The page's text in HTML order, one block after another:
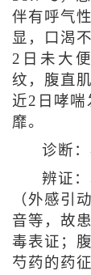
伴有呼气
显，口渴
2日未大
纹，腹直
近2日哮
靡。
诊断
辨证
（外感引
音等，故
毒表证；
芍药的药